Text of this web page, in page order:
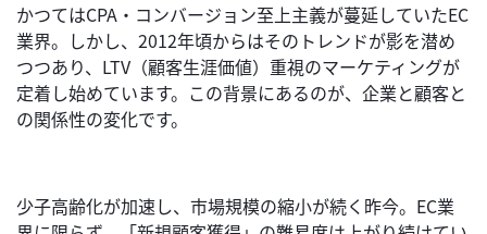
かつてはCPA・コンバージョン至上主義が蔓延していたEC
業界。しかし、2012年頃からはそのトレンドが影を潜め
つつあり、LTV（顧客生涯価値）重視のマーケティングが
定着し始めています。この背景にあるのが、企業と顧客と
の関係性の変化です。
少子高齢化が加速し、市場規模の縮小が続く昨今。EC業